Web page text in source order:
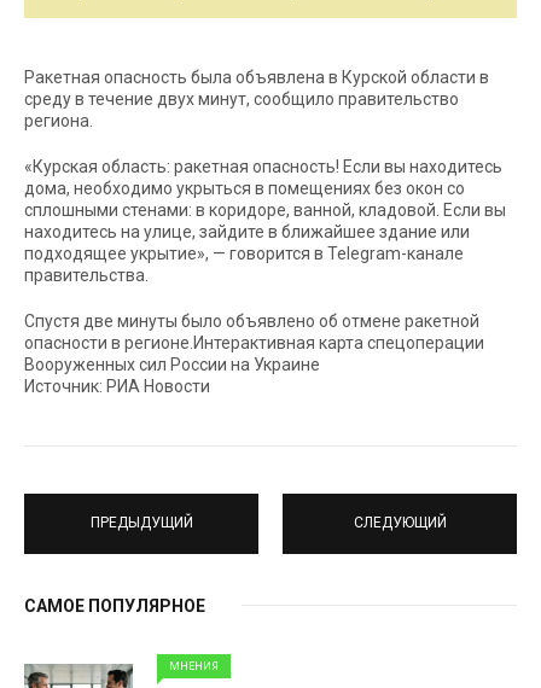
Ракетная опасность была объявлена в Курской области в
среду в течение двух минут, сообщило правительство
региона.
«Курская область: ракетная опасность! Если вы находитесь
дома, необходимо укрыться в помещениях без окон со
сплошными стенами: в коридоре, ванной, кладовой. Если вы
находитесь на улице, зайдите в ближайшее здание или
подходящее укрытие», — говорится в Telegram-канале
правительства.
Спустя две минуты было объявлено об отмене ракетной
опасности в регионе.Интерактивная карта спецоперации
Вооруженных сил России на Украине
Источник: РИА Новости
ПРЕДЫДУЩИЙ СЛЕДУЮЩИЙ
САМОЕ ПОПУЛЯРНОЕ
МНЕНИЯ